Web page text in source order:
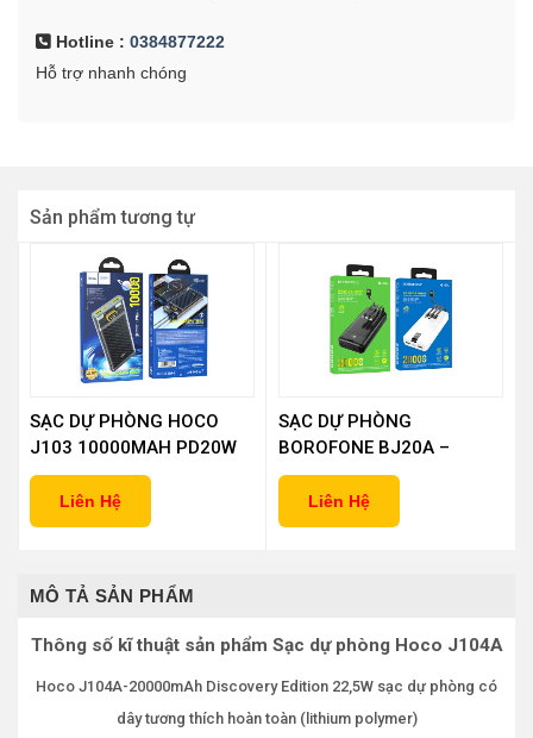
Hotline : 0384877222
Hỗ trợ nhanh chóng
Sản phẩm tương tự
SẠC DỰ PHÒNG HOCO
J103 10000MAH PD20W
Liên Hệ
SẠC DỰ PHÒNG
BOROFONE BJ20A –
20000MAH
Liên Hệ
MÔ TẢ SẢN PHẨM
Thông số kĩ thuật sản phẩm Sạc dự phòng Hoco J104A
Hoco J104A-20000mAh Discovery Edition 22,5W sạc dự phòng có
dây tương thích hoàn toàn (lithium polymer)